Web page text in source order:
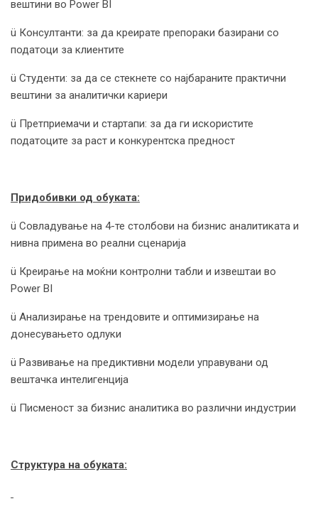
вештини во Power BI
ü Консултанти: за да креирате препораки базирани со
податоци за клиентите
ü Студенти: за да се стекнете со најбараните практични
вештини за аналитички кариери
ü Претприемачи и стартапи: за да ги искористите
податоците за раст и конкурентска предност
Придобивки од обуката:
ü Совладување на 4-те столбови на бизнис аналитиката и
нивна примена во реални сценарија
ü Креирање на моќни контролни табли и извештаи во
Power BI
ü Анализирање на трендовите и оптимизирање на
донесувањето одлуки
ü Развивање на предиктивни модели управувани од
вештачка интелигенција
ü Писменост за бизнис аналитика во различни индустрии
Структура на обуката: